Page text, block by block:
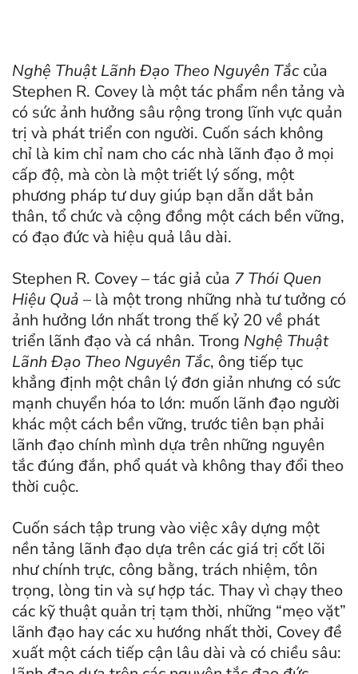
Nghệ Thuật Lãnh Đạo Theo Nguyên Tắccủa
Stephen R. Covey là một tác phẩm nền tảng và
có sức ảnh hưởng sâu rộng trong lĩnh vực quản
trị và phát triển con người. Cuốn sách không
chỉ là kim chỉ nam cho các nhà lãnh đạo ở mọi
cấp độ, mà còn là một triết lý sống, một
phương pháp tư duy giúp bạn dẫn dắt bản
thân, tổ chức và cộng đồng một cách bền vững,
có đạo đức và hiệu quả lâu dài.
Stephen R. Covey – tác giả của 7 Thói Quen
Hiệu Quả – là một trong những nhà tư tưởng có
ảnh hưởng lớn nhất trong thế kỷ 20 về phát
triển lãnh đạo và cá nhân. Trong Nghệ Thuật
Lãnh Đạo Theo Nguyên Tắc, ông tiếp tục
khẳng định một chân lý đơn giản nhưng có sức
mạnh chuyển hóa to lớn: muốn lãnh đạo người
khác một cách bền vững, trước tiên bạn phải
lãnh đạo chính mình dựa trên những nguyên
tắc đúng đắn, phổ quát và không thay đổi theo
thời cuộc.
Cuốn sách tập trung vào việc xây dựng một
nền tảng lãnh đạo dựa trên các giá trị cốt lõi
như chính trực, công bằng, trách nhiệm, tôn
trọng, lòng tin và sự hợp tác. Thay vì chạy theo
các kỹ thuật quản trị tạm thời, những “mẹo vặt”
lãnh đạo hay các xu hướng nhất thời, Covey đề
xuất một cách tiếp cận lâu dài và có chiều sâu: